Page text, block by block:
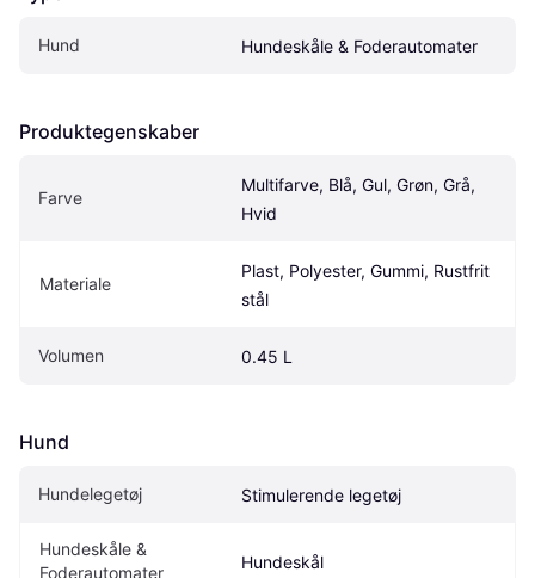
Hund Hundeskåle & Foderautomater
Produktegenskaber
Farve
Multifarve, Blå, Gul, Grøn, Grå,
Hvid
Materiale
Plast, Polyester, Gummi, Rustfrit
stål
Volumen 0.45 L
Hund
Hundelegetøj Stimulerende legetøj
Hundeskåle &
Foderautomater
Hundeskål